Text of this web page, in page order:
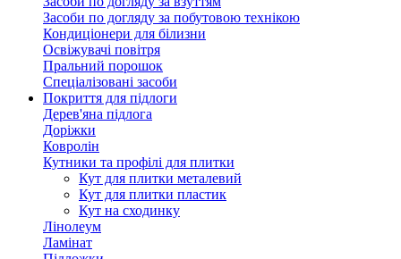
Засоби по догляду за побутовою технікою
Кондиціонери для білизни
Освіжувачі повітря
Пральний порошок
Спеціалізовані засоби
Покриття для підлоги
Дерев'яна підлога
Доріжки
Ковролін
Кутники та профілі для плитки
Кут для плитки металевий
Кут для плитки пластик
Кут на сходинку
Лінолеум
Ламінат